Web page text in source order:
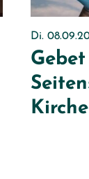
Di.
Kirche